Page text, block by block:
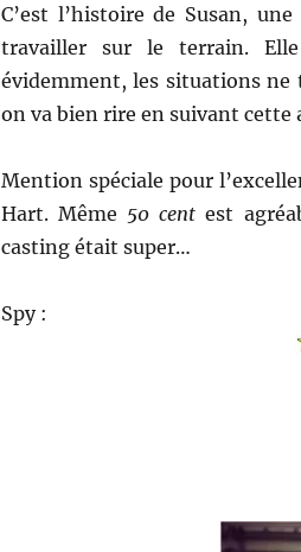
C’est l’histoire de Susan,
travailler sur le terrain.
évidemment, les situations ne
on va bien rire en suivant cette
Mention spéciale pour
Hart. Même 50 cent est
casting était super…
Spy :